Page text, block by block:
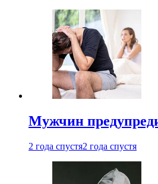
Мужчин
2 года спустя2 года спустя